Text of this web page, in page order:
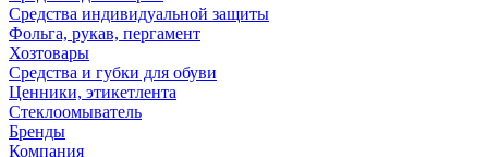
Средства индивидуальной защиты
Фольга, рукав, пергамент
Хозтовары
Средства и губки для обуви
Ценники, этикетлента
Стеклоомыватель
Бренды
Компания